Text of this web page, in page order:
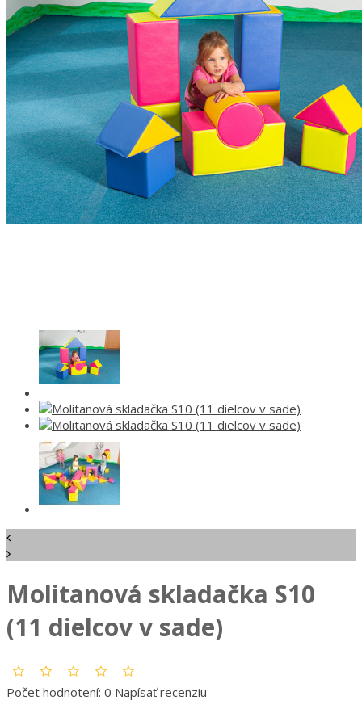
Molitanová skladačka S10
(11 dielcov v sade)
Počet hodnotení: 0 Napísať recenziu